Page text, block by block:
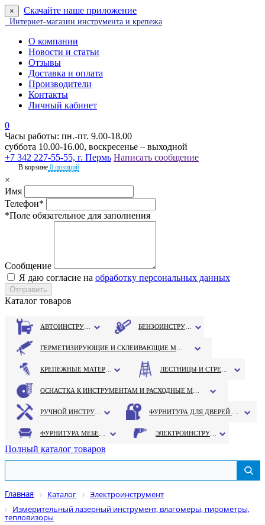
× Скачайте наше приложение
Интернет-магазин инструмента и крепежа
О компании
Новости и статьи
Отзывы
Доставка и оплата
Производители
Контакты
Личный кабинет
0
Часы работы: пн.-пт. 9.00-18.00
суббота 10.00-16.00, воскресенье – выходной
+7 342 227-55-55, г. Пермь Написать сообщение
В корзине 0 позиций
×
Имя
Телефон*
*Поле обязательное для заполнения
Сообщение
Я даю согласие на обработку персональных данных
Каталог товаров
Полный каталог товаров
Главная Каталог
Электроинструмент
Измерительный лазерный инструмент, влагомеры, пирометры,
тепловизоры